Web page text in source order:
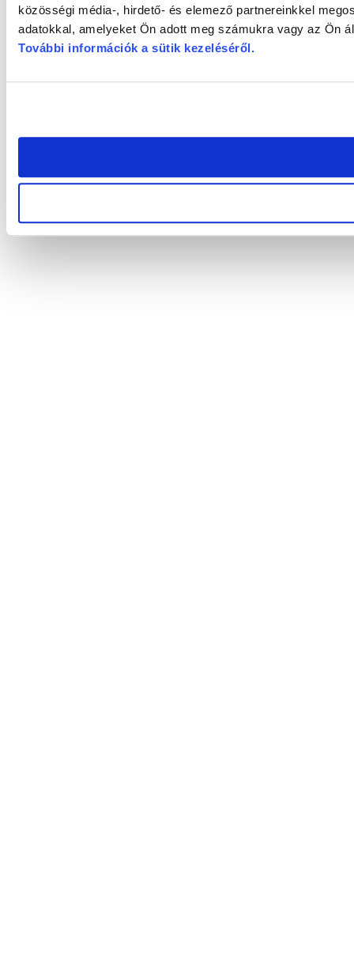
közösségi média-, hirdető- és elemező partnereinkkel
adatokkal, amelyeket Ön adott meg számukra vagy az Ön
További információk a sütik kezeléséről.